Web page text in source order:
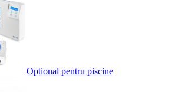
Optional pentru piscine